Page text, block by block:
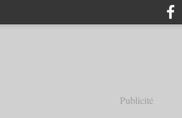
Publicité